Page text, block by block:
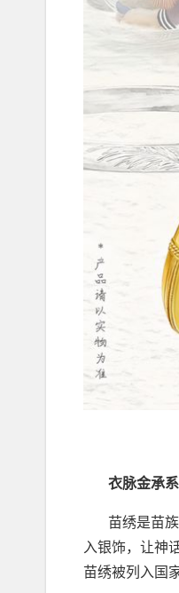
衣脉金承
苗绣是苗族
入银饰，让神
苗绣被列入国